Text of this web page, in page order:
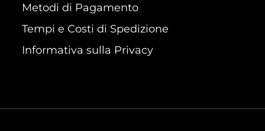
Metodi di Pagamento
Tempi e Costi di Spedizione
Informativa sulla Privacy